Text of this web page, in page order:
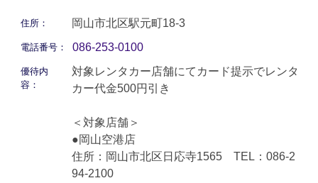
住所： 岡山市北区駅元町18-3
電話番号： 086-253-0100
優待内
容：
対象レンタカー店舗にてカード提示でレンタ
カー代金500円引き
＜対象店舗＞
●岡山空港店
住所：岡山市北区日応寺1565 TEL：086-2
94-2100